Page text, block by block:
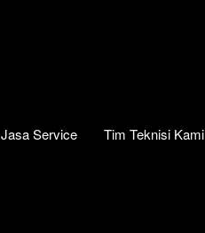
Jasa Service Tim Teknisi Kami